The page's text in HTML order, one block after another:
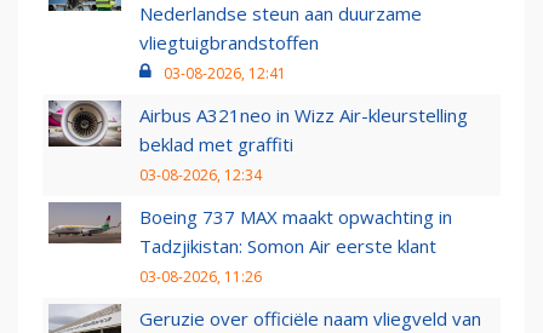
Nederlandse steun aan duurzame
vliegtuigbrandstoffen
03-08-2026, 12:41
Airbus A321neo in Wizz Air-kleurstelling
beklad met graffiti
03-08-2026, 12:34
Boeing 737 MAX maakt opwachting in
Tadzjikistan: Somon Air eerste klant
03-08-2026, 11:26
Geruzie over officiële naam vliegveld van